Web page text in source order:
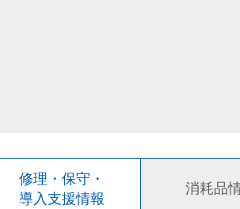
修理・保守・
導入支援情報
消耗品